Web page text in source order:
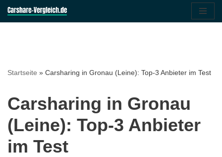
Startseite » Carsharing in Gronau (Leine): Top-3 Anbieter im Test
Carsharing in Gronau
(Leine): Top-3 Anbieter
im Test